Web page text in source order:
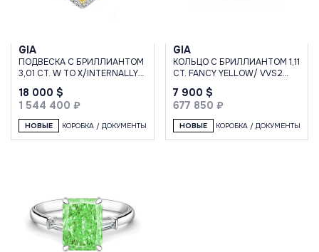
GIA
ПОДВЕСКА С БРИЛЛИАНТОМ
3,01 CT. W TO X/INTERNALLY
FLAWLESS
18 000 $
1 544 400 ₽
НОВЫЕ КОРОБКА / ДОКУМЕНТЫ
GIA
КОЛЬЦО С БРИЛЛИАНТОМ 1,11
CT. FANCY YELLOW/ VVS2
"LUCKY NUMBER"
7 900 $
677 850 ₽
НОВЫЕ КОРОБКА / ДОКУМЕНТЫ